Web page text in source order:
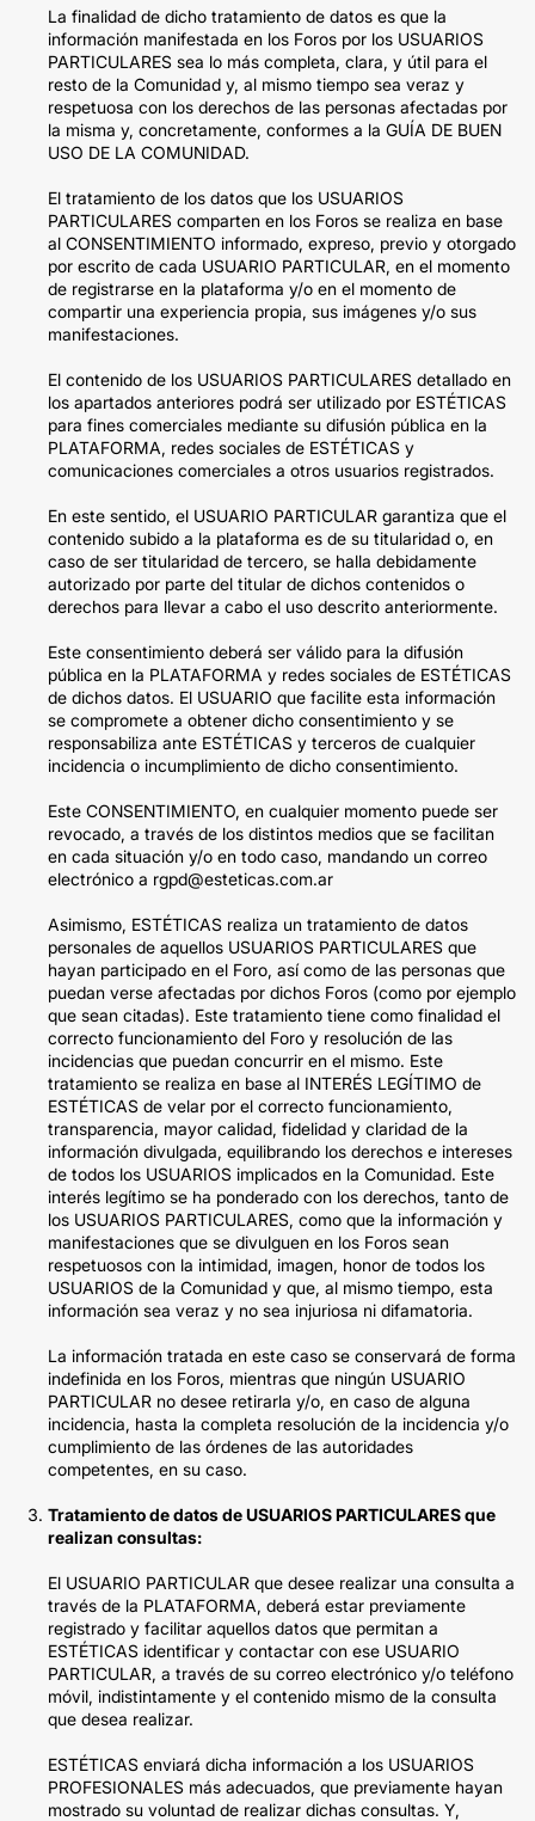
La finalidad de dicho tratamiento de datos es que la
información manifestada en los Foros por los USUARIOS
PARTICULARES sea lo más completa, clara, y útil para el
resto de la Comunidad y, al mismo tiempo sea veraz y
respetuosa con los derechos de las personas afectadas por
la misma y, concretamente, conformes a la GUÍA DE BUEN
USO DE LA COMUNIDAD.
El tratamiento de los datos que los USUARIOS
PARTICULARES comparten en los Foros se realiza en base
al CONSENTIMIENTO informado, expreso, previo y otorgado
por escrito de cada USUARIO PARTICULAR, en el momento
de registrarse en la plataforma y/o en el momento de
compartir una experiencia propia, sus imágenes y/o sus
manifestaciones.
El contenido de los USUARIOS PARTICULARES detallado en
los apartados anteriores podrá ser utilizado por ESTÉTICAS
para fines comerciales mediante su difusión pública en la
PLATAFORMA, redes sociales de ESTÉTICAS y
comunicaciones comerciales a otros usuarios registrados.
En este sentido, el USUARIO PARTICULAR garantiza que el
contenido subido a la plataforma es de su titularidad o, en
caso de ser titularidad de tercero, se halla debidamente
autorizado por parte del titular de dichos contenidos o
derechos para llevar a cabo el uso descrito anteriormente.
Este consentimiento deberá ser válido para la difusión
pública en la PLATAFORMA y redes sociales de ESTÉTICAS
de dichos datos. El USUARIO que facilite esta información
se compromete a obtener dicho consentimiento y se
responsabiliza ante ESTÉTICAS y terceros de cualquier
incidencia o incumplimiento de dicho consentimiento.
Este CONSENTIMIENTO, en cualquier momento puede ser
revocado, a través de los distintos medios que se facilitan
en cada situación y/o en todo caso, mandando un correo
electrónico a rgpd@esteticas.com.ar
Asimismo, ESTÉTICAS realiza un tratamiento de datos
personales de aquellos USUARIOS PARTICULARES que
hayan participado en el Foro, así como de las personas que
puedan verse afectadas por dichos Foros (como por ejemplo
que sean citadas). Este tratamiento tiene como finalidad el
correcto funcionamiento del Foro y resolución de las
incidencias que puedan concurrir en el mismo. Este
tratamiento se realiza en base al INTERÉS LEGÍTIMO de
ESTÉTICAS de velar por el correcto funcionamiento,
transparencia, mayor calidad, fidelidad y claridad de la
información divulgada, equilibrando los derechos e intereses
de todos los USUARIOS implicados en la Comunidad. Este
interés legítimo se ha ponderado con los derechos, tanto de
los USUARIOS PARTICULARES, como que la información y
manifestaciones que se divulguen en los Foros sean
respetuosos con la intimidad, imagen, honor de todos los
USUARIOS de la Comunidad y que, al mismo tiempo, esta
información sea veraz y no sea injuriosa ni difamatoria.
La información tratada en este caso se conservará de forma
indefinida en los Foros, mientras que ningún USUARIO
PARTICULAR no desee retirarla y/o, en caso de alguna
incidencia, hasta la completa resolución de la incidencia y/o
cumplimiento de las órdenes de las autoridades
competentes, en su caso.
Tratamiento de datos de USUARIOS PARTICULARES que
realizan consultas:
El USUARIO PARTICULAR que desee realizar una consulta a
través de la PLATAFORMA, deberá estar previamente
registrado y facilitar aquellos datos que permitan a
ESTÉTICAS identificar y contactar con ese USUARIO
PARTICULAR, a través de su correo electrónico y/o teléfono
móvil, indistintamente y el contenido mismo de la consulta
que desea realizar.
ESTÉTICAS enviará dicha información a los USUARIOS
PROFESIONALES más adecuados, que previamente hayan
mostrado su voluntad de realizar dichas consultas. Y,